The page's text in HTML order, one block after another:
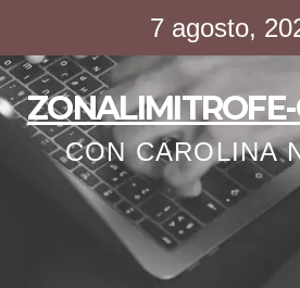
contenido
7 agosto,
CON CAROLINA